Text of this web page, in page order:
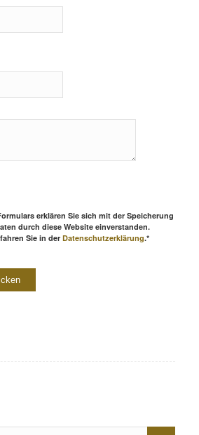
erklären Sie sich mit der Speicherung
durch diese Website einverstanden.
Sie in der Datenschutzerklärung.*